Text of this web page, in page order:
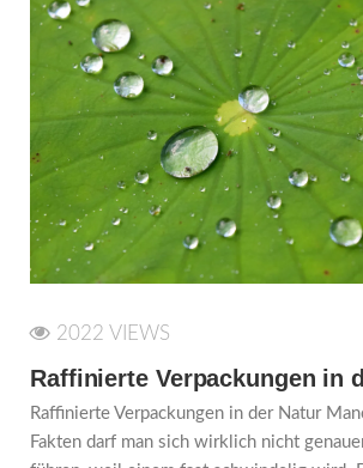
2022 VIEWS
Raffinierte Verpackungen in
Raffinierte Verpackungen in der Natur
Fakten darf man sich wirklich nicht